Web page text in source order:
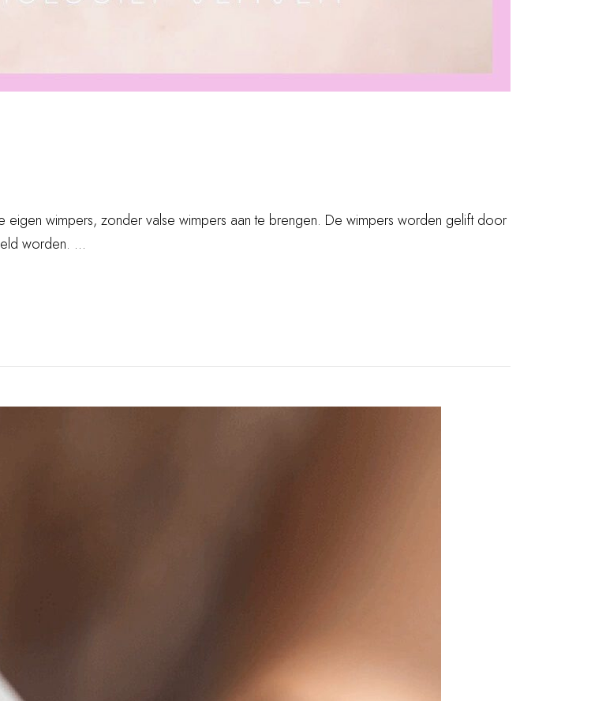
eigen wimpers, zonder valse wimpers aan te brengen. De wimpers worden gelift door
worden. ...